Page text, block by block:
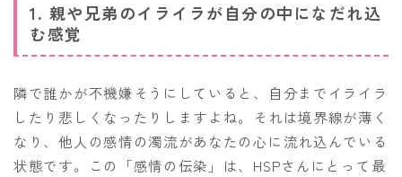
1. 親や兄弟のイライラが自分の中になだれ込
む感覚
隣で誰かが不機嫌そうにしていると、自分までイライラ
したり悲しくなったりしますよね。それは境界線が薄く
なり、他人の感情の濁流があなたの心に流れ込んでいる
状態です。この「感情の伝染」は、HSPさんにとって最